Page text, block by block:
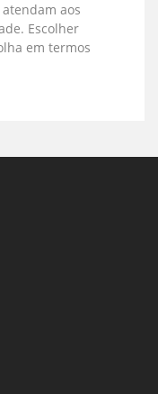
aos
Escolher
em termos